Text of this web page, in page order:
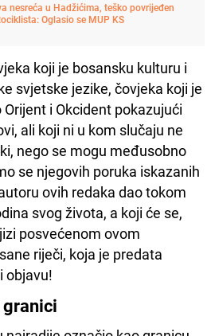
nesreća u Hadžićima, teško povrijeđen
Oglasio se MUP KS
koji je bosansku kulturu i
svjetske jezike, čovjeka koji je
i Okcident pokazujući
ali koji ni u kom slučaju ne
nego se mogu međusobno
se njegovih poruka iskazanih
ovih redaka dao tokom
svog života, a koji će se,
posvećenom ovom
riječi, koja je predata
objavu!
granici